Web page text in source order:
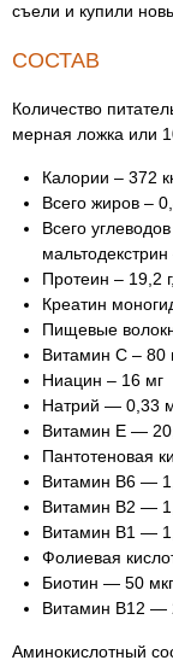
съели и купили
СОСТАВ
Количество
мерная ложка или
Калории – 372
Всего жиров –
Всего
Протеин – 19,2
Креатин
Пищевые
Витамин С – 80
Ниацин – 16 мг
Натрий — 0,33
Витамин Е —
Пантотеновая
Витамин В6 —
Витамин В2 —
Витамин В1 —
Фолиевая
Биотин — 50 мкг
Витамин В12 —
Аминокислотный